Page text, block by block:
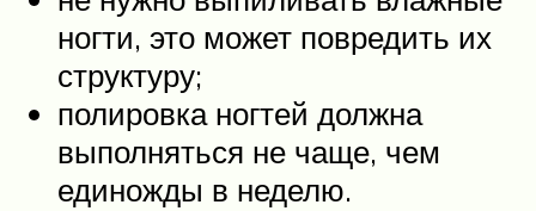
ногти, это может повредить их
структуру;
полировка ногтей должна
выполняться не чаще, чем
единожды в неделю.